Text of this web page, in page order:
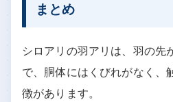
まとめ
シロアリの羽アリは、羽の先
で、胴体にはくびれがなく、
徴があります。